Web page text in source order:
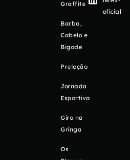
Graffite
Barba,
Cabelo e
Bigode
Preleção
Jornada
Esportiva
Giro na
Gringa
Os
oficial